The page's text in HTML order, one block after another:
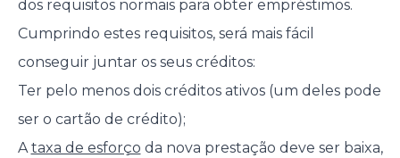
dos requisitos normais para obter empréstimos.
Cumprindo estes requisitos, será mais fácil
conseguir juntar os seus créditos:
Ter pelo menos dois créditos ativos (um deles pode
ser o cartão de crédito);
Ataxa de esforço da nova prestação deve ser baixa,